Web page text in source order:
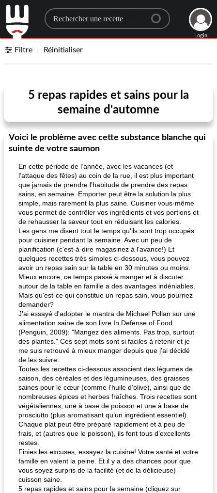
Search for a recipe
Login
Filtre Réinitialiser
5 repas rapides et sains pour la
semaine d'automne
Voici le problème avec cette substance blanche qui
suinte de votre saumon
En cette période de l’année, avec les vacances (et
l’attaque des fêtes) au coin de la rue, il est plus important
que jamais de prendre l’habitude de prendre des repas
sains, en semaine. Emporter peut être la solution la plus
simple, mais rarement la plus saine. Cuisiner vous-même
vous permet de contrôler vos ingrédients et vos portions et
de rehausser la saveur tout en réduisant les calories.
Les gens me disent tout le temps qu'ils sont trop occupés
pour cuisiner pendant la semaine. Avec un peu de
planification (c'est-à-dire magasinez à l'avance!) Et
quelques recettes très simples ci-dessous, vous pouvez
avoir un repas sain sur la table en 30 minutes ou moins.
Mieux encore, ce temps passé à manger et à discuter
autour de la table en famille a des avantages indéniables.
Mais qu'est-ce qui constitue un repas sain, vous pourriez
demander?
J'ai essayé d'adopter le mantra de Michael Pollan sur une
alimentation saine de son livre In Defense of Food
(Penguin, 2009): "Mangez des aliments. Pas trop, surtout
des plantes." Ces sept mots sont si faciles à retenir et je
me suis retrouvé à mieux manger depuis que j'ai décidé
de les suivre.
Toutes les recettes ci-dessous associent des légumes de
saison, des céréales et des légumineuses, des graisses
saines pour le cœur (comme l’huile d’olive), ainsi que de
nombreuses épices et herbes fraîches. Trois recettes sont
végétaliennes, une à base de poisson et une à base de
prosciutto (plus aromatisant qu’un ingrédient essentiel).
Chaque plat peut être préparé rapidement et à peu de
frais, et (autres que le poisson), ils font tous d’excellents
restes.
Finies les excuses, essayez la cuisine! Votre santé et votre
famille en valent la peine. Et il y a des chances pour que
vous soyez surpris de la facilité (et de la délicieuse)
cuisson saine.
5 repas rapides et sains pour la semaine (cliquez sur